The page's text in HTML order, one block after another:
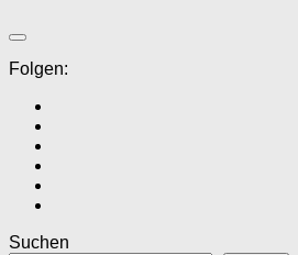
Folgen:
Suchen